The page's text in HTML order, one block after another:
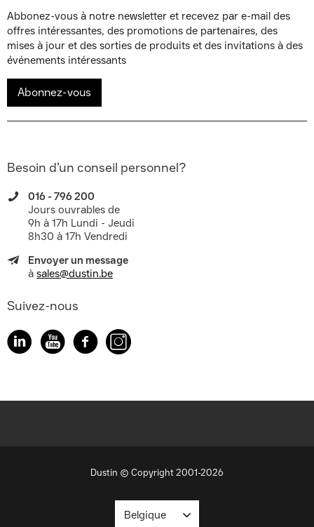
Abbonez-vous à notre newsletter et recevez par e-mail des
offres intéressantes, des promotions de partenaires, des
mises à jour et des sorties de produits et des invitations à des
événements intéressants
Abonnez-vous
Besoin d’un conseil personnel?
016 - 796 200
Jours ouvrables de
9h à 17h Lundi - Jeudi
8h30 à 17h Vendredi
Envoyer un message
à sales@dustin.be
Suivez-nous
Dustin © Copyright 2001-2026
Belgique